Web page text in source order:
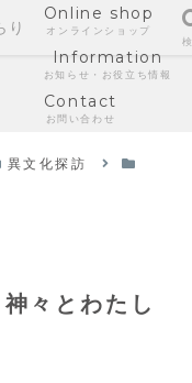
Online shop
オンラインショップ
Information
お知らせ・お役立ち情報
Contact
お問い合わせ
異文化探訪
々とわたし
り